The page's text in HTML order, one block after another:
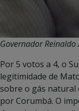
Governador
Por 5 votos a 4, o
legitimidade de
sobre o gás natural
por Corumbá. O